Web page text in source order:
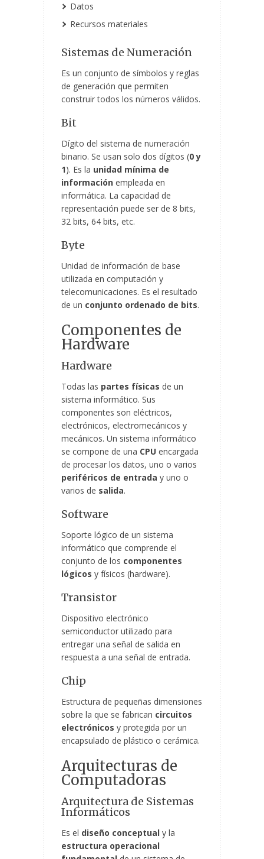
Datos
Recursos materiales
Sistemas de Numeración
Es un conjunto de símbolos y reglas
de generación que permiten
construir todos los números válidos.
Bit
Dígito del sistema de numeración
binario. Se usan solo dos dígitos (0 y
1). Es la unidad mínima de
información empleada en
informática. La capacidad de
representación puede ser de 8 bits,
32 bits, 64 bits, etc.
Byte
Unidad de información de base
utilizada en computación y
telecomunicaciones. Es el resultado
de un conjunto ordenado de bits.
Componentes de
Hardware
Hardware
Todas las partes físicas de un
sistema informático. Sus
componentes son eléctricos,
electrónicos, electromecánicos y
mecánicos. Un sistema informático
se compone de una CPU encargada
de procesar los datos, uno o varios
periféricos de entrada y uno o
varios de salida.
Software
Soporte lógico de un sistema
informático que comprende el
conjunto de los componentes
lógicos y físicos (hardware).
Transistor
Dispositivo electrónico
semiconductor utilizado para
entregar una señal de salida en
respuesta a una señal de entrada.
Chip
Estructura de pequeñas dimensiones
sobre la que se fabrican circuitos
electrónicos y protegida por un
encapsulado de plástico o cerámica.
Arquitecturas de
Computadoras
Arquitectura de Sistemas
Informáticos
Es el diseño conceptual y la
estructura operacional